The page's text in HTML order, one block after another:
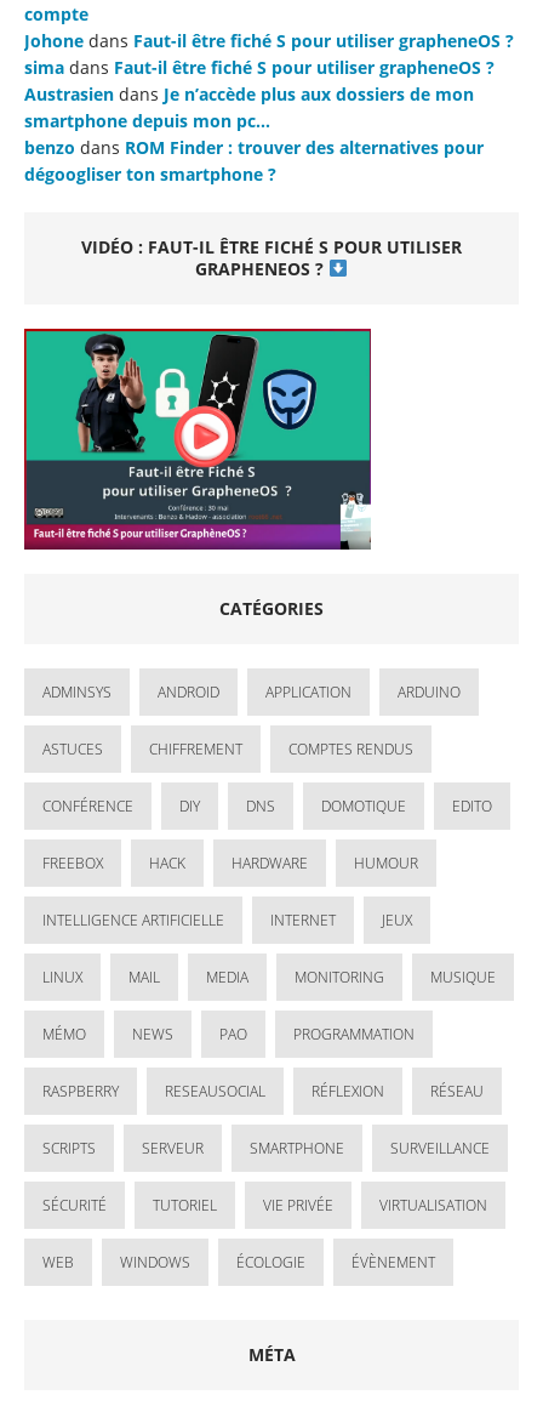
compte
Johone dans Faut-il être fiché S pour utiliser grapheneOS ?
sima dans Faut-il être fiché S pour utiliser grapheneOS ?
Austrasien dans Je n’accède plus aux dossiers de mon
smartphone depuis mon pc…
benzo dans ROM Finder : trouver des alternatives pour
dégoogliser ton smartphone ?
VIDÉO : FAUT-IL ÊTRE FICHÉ S POUR UTILISER
GRAPHENEOS ?
CATÉGORIES
ADMINSYS ANDROID APPLICATION ARDUINO
ASTUCES CHIFFREMENT COMPTES RENDUS
CONFÉRENCE DIY DNS DOMOTIQUE EDITO
FREEBOX HACK HARDWARE HUMOUR
INTELLIGENCE ARTIFICIELLE INTERNET JEUX
LINUX MAIL MEDIA MONITORING MUSIQUE
MÉMO NEWS PAO PROGRAMMATION
RASPBERRY RESEAUSOCIAL RÉFLEXION RÉSEAU
SCRIPTS SERVEUR SMARTPHONE SURVEILLANCE
SÉCURITÉ TUTORIEL VIE PRIVÉE VIRTUALISATION
WEB WINDOWS ÉCOLOGIE ÉVÈNEMENT
MÉTA